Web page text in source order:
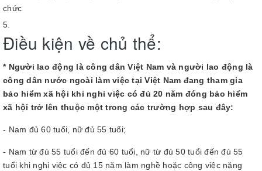
chức
Điều kiện về chủ thể:
* Người lao động là công dân Việt Nam và người lao động là
công dân nước ngoài làm việc tại Việt Nam đang tham gia
bảo hiểm xã hội khi nghỉ việc có đủ 20 năm đóng bảo hiểm
xã hội trở lên thuộc một trong các trường hợp sau đây:
- Nam đủ 60 tuổi, nữ đủ 55 tuổi;
- Nam từ đủ 55 tuổi đến đủ 60 tuổi, nữ từ đủ 50 tuổi đến đủ 55
tuổi khi nghi việc có đủ 15 năm làm nghề hoặc công việc nặng